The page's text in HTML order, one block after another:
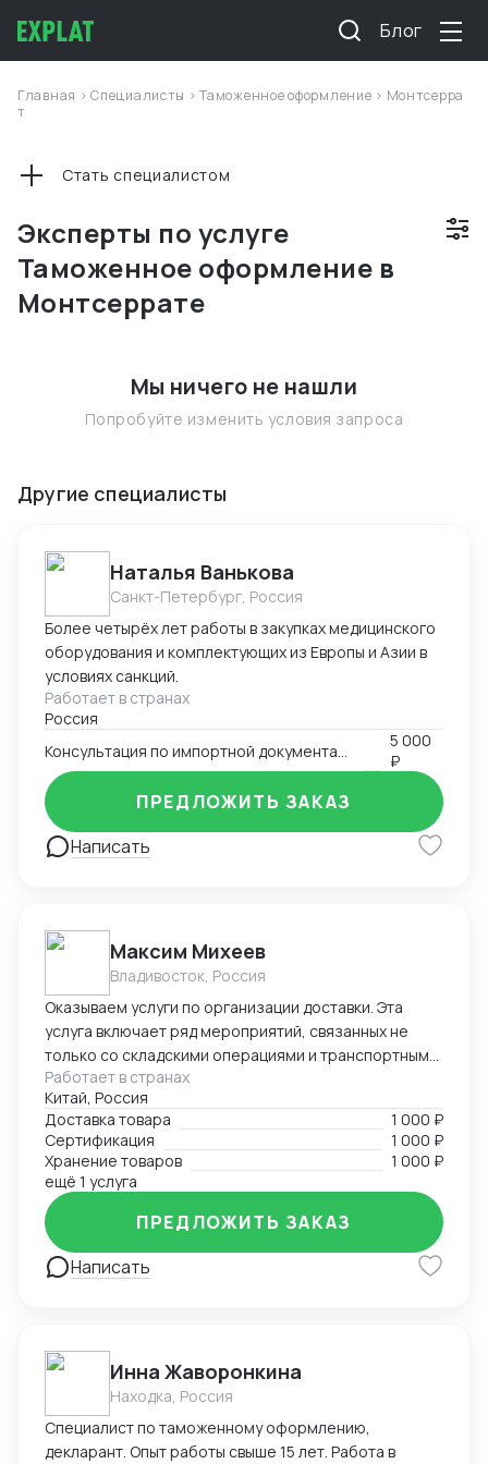
Блог
Главная >Специалисты >Таможенное оформление > Монтсерра
т
Эксперты по услуге
Таможенное оформление в
Монтсеррате
Стать специалистом
Мы ничего не нашли
Попробуйте изменить условия запроса
Другие специалисты
Наталья Ванькова
Санкт-Петербург, Россия
Более четырёх лет работы в закупках медицинского
оборудования и комплектующих из Европы и Азии в
условиях санкций.
Работает в странах
Россия
5 000
₽
Написать
ПРЕДЛОЖИТЬ ЗАКАЗ
Максим Михеев
Владивосток, Россия
Оказываем услуги по организации доставки. Эта
услуга включает ряд мероприятий, связанных не
только со складскими операциями и транспортным
сопровождением. В нее также входит таможенное
оформление, помощь в заполнении необходимой
сопроводительной и разрешительной
документации.
Работает в странах
Китай, Россия
Доставка товара
1 000 ₽
Сертификация
1 000 ₽
Хранение товаров
1 000 ₽
ещё 1 услуга
Написать
ПРЕДЛОЖИТЬ ЗАКАЗ
Инна Жаворонкина
Находка, Россия
Специалист по таможенному оформлению,
декларант. Опыт работы свыше 15 лет. Работа в